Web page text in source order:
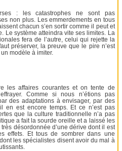
: les catastrophes ne sont pas
non plus. Les emmerdements en tous
chacun s’en sortir comme il peut et
Le système atteindra vite ses limites. La
fera de l’autre, celui qui rejette la
préserver, la preuve que le pire n’est
modèle à imiter.
les affaires courantes et on tente de
Comme si nous n’étions pas
des adaptations à envisager, par des
en est encore temps. Et ce n’est pas
que la culture traditionnelle n’a pas
a fait la sourde oreille et a laissé les
désordonnée d’une dérive dont il est
effets. Et tous de sombrer dans une
les spécialistes disent avoir du mal à